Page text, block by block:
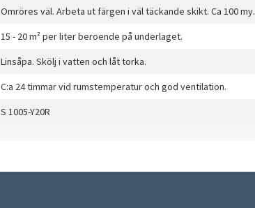
Omröres väl. Arbeta ut färgen i väl täckande skikt. Ca 100 my.
15 - 20 m² per liter beroende på underlaget.
Linsåpa. Skölj i vatten och låt torka.
C:a 24 timmar vid rumstemperatur och god ventilation.
S 1005-Y20R